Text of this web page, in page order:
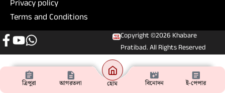
Privacy policy
Terms and Conditions
Copyright ©2026 Khabare
Pratibad. All Rights Reserved
ত্রিপুরা আগরতলা হোম বিনোদন ই-পেপার